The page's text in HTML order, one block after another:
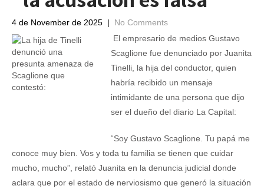
4 de November de 2025 | No Comments
El empresario de medios Gustavo
Scaglione fue denunciado por Juanita
Tinelli, la hija del conductor, quien
habría recibido un mensaje
intimidante de una persona que dijo
ser el dueño del diario La Capital:
“Soy Gustavo Scaglione. Tu papá me
conoce muy bien. Vos y toda tu familia se tienen que cuidar
mucho, mucho”, relató Juanita en la denuncia judicial donde
aclara que por el estado de nerviosismo que generó la situación